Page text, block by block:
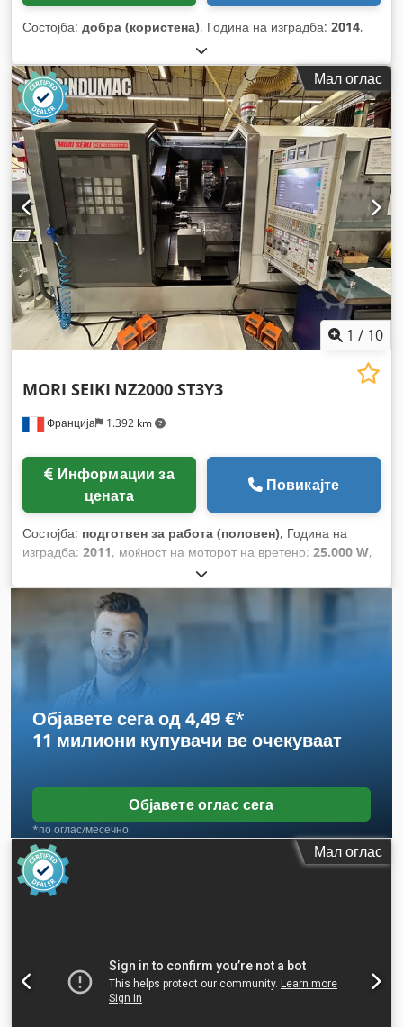
Состојба: добра (користена), Година на изградба: 2014,
Мал оглас
1 / 10
Франција 1.392 km
MORI SEIKI NZ2000 ST3Y3
цената
Повикајте
Состојба: подготвен за работа (половен), Година на
изградба: 2011, моќност на моторот на вретено: 25.000 W,
максимална брзина на вретеното:
Дијаметар на прачка (макс.):65 мм, растојание на движење
на Х-оската:210 мм, движење по оската Y:
максимален агол на закренување на B-оската:
820 °, број
на оски:
12,
Објавете сега од 4,49 €*
11 милиони купувачи ве очекуваат
Објавете оглас сега
*по оглас/месечно
Мал оглас